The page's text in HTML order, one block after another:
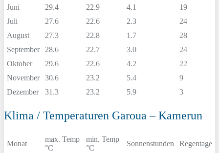
Juni
29.4 22.9 4.1
19
Juli
27.6 22.6 2.3
24
August
27.3 22.8 1.7
28
September
28.6 22.7 3.0
24
Oktober
29.6 22.6 4.2
22
November
30.6 23.2 5.4
9
Dezember
31.3 23.2 5.9 3
Klima / Temperaturen Garoua – Kamerun
Monat
max. Temp
°C
min. Temp
°C
Sonnenstunden Regentage